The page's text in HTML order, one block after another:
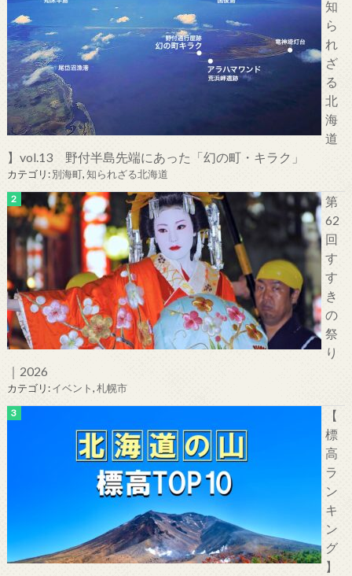
知
ら
れ
ざ
る
北
海
道
】vol.13 野付半島先端にあった「幻の町・キラク」
カテゴリ:別海町,知られざる北海道
第
62
回
す
す
き
の
祭
り
｜2026
カテゴリ:イベント,札幌市
【
標
高
ラ
ン
キ
ン
グ
】